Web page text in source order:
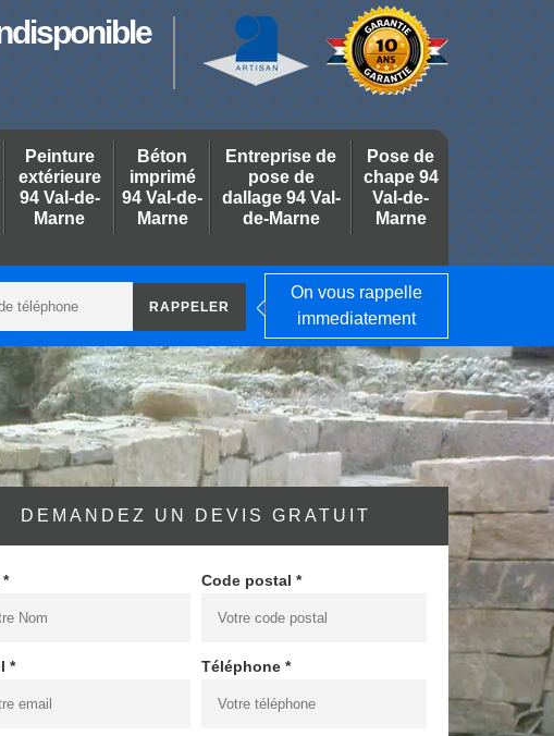
Peinture
extérieure
94 Val-de-
Marne
Béton
imprimé
94 Val-de-
Marne
Entreprise de
pose de
dallage 94 Val-
de-Marne
Pose de
chape 94
Val-de-
Marne
On vous rappelle
immediatement
DEMANDEZ UN DEVIS GRATUIT
* Code postal *
* Téléphone *